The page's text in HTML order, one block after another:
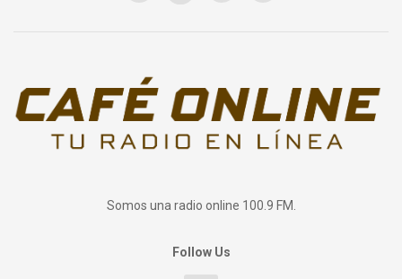
Somos una radio online 100.9 FM.
Follow Us